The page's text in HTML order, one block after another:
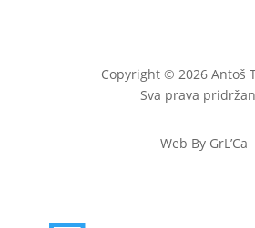
Copyright © 2026 Antoš
Sva prava
Web By GrL’Ca